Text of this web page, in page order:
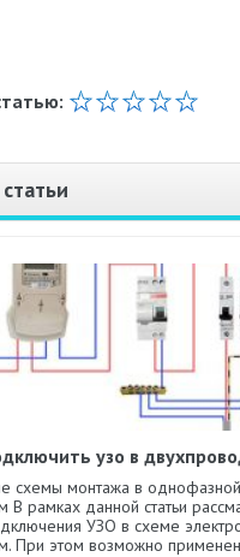
узо в
схемы монтажа в
В рамках данной статьи
УЗО в схеме
При этом возможно